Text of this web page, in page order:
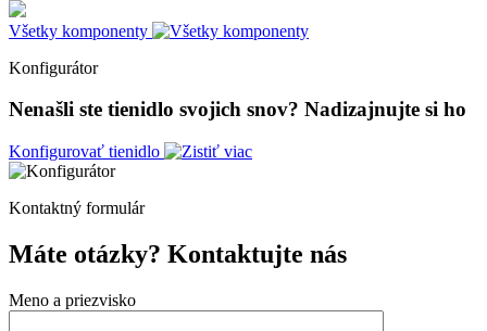
Všetky komponenty
Konfigurátor
Nenašli ste tienidlo svojich snov? Nadizajnujte si ho
Konfigurovať tienidlo
Kontaktný formulár
Máte otázky? Kontaktujte nás
Meno a priezvisko